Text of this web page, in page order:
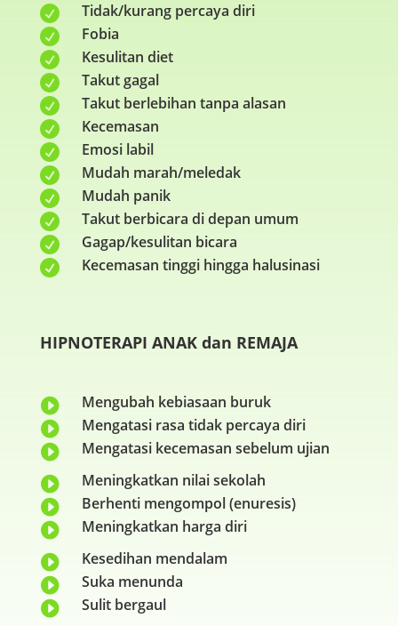

Tidak/kurang percaya diri

Fobia

Kesulitan diet

Takut gagal

Takut berlebihan tanpa alasan

Kecemasan

Emosi labil

Mudah marah/meledak

Mudah panik

Takut berbicara di depan umum

Gagap/kesulitan bicara

Kecemasan tinggi hingga halusinasi
HIPNOTERAPI ANAK dan REMAJA

Mengubah kebiasaan buruk

Mengatasi rasa tidak percaya diri

Mengatasi kecemasan sebelum ujian

Meningkatkan nilai sekolah

Berhenti mengompol (enuresis)

Meningkatkan harga diri

Kesedihan mendalam

Suka menunda

Sulit bergaul